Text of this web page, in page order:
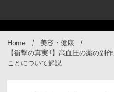
Home
美容・健康
【衝撃の真実!!】高血圧の薬の副
ことについて解説